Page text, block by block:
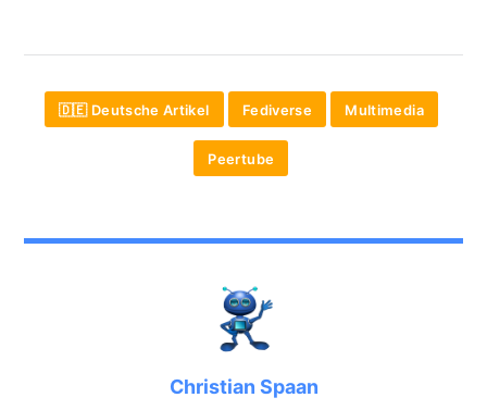
🇩🇪 Deutsche Artikel Fediverse Multimedia
Peertube
Christian Spaan